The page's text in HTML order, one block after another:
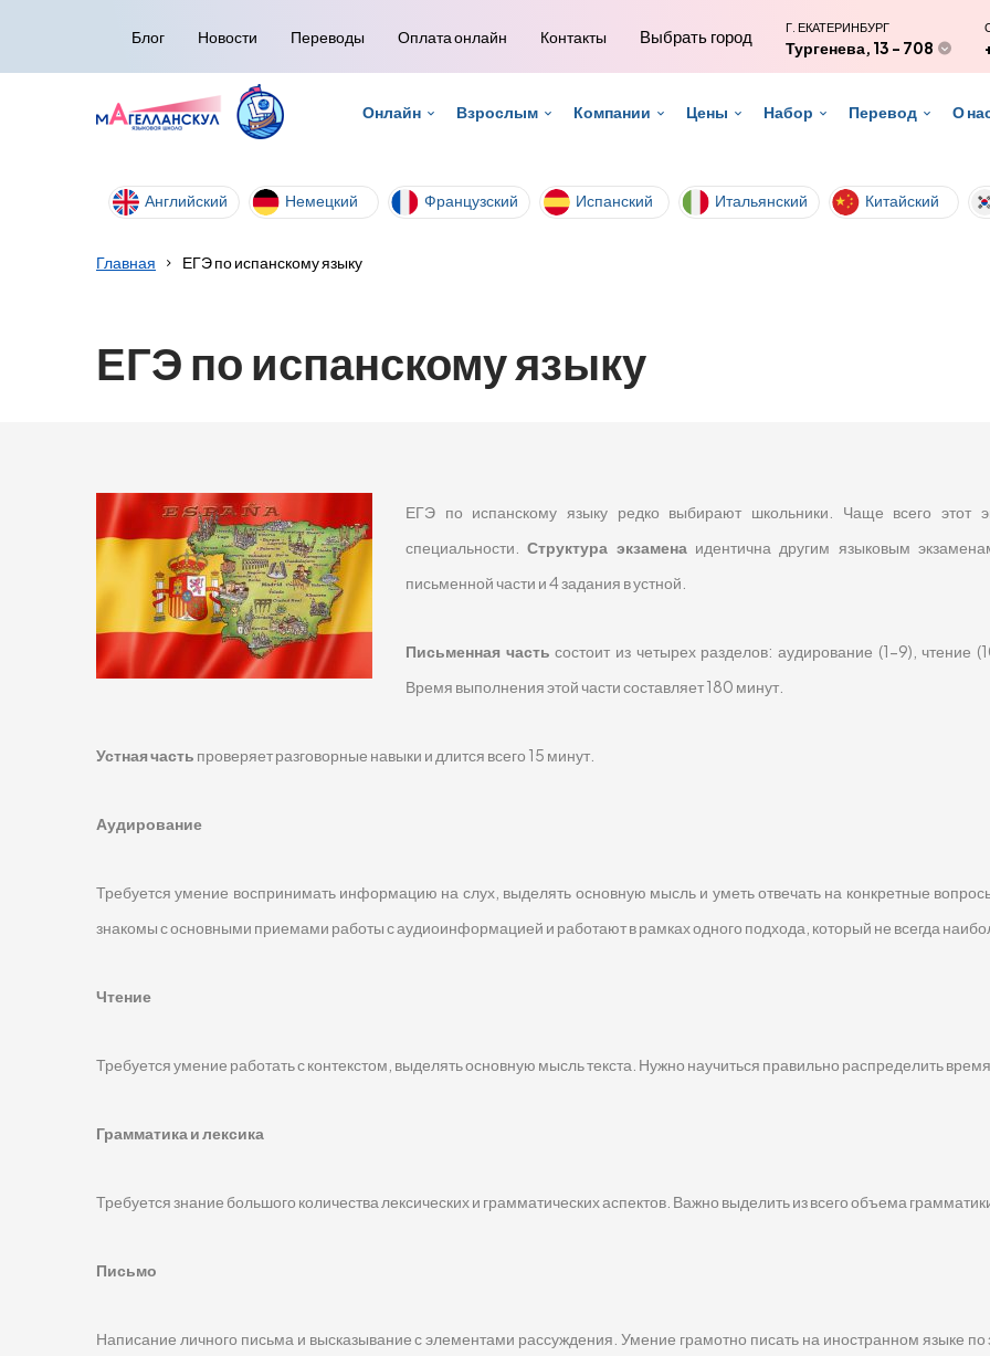
Блог Новости Переводы Оплата онлайн Контакты Выбрать город Г. ЕКАТЕРИНБУРГ
Тургенева, 13 - 708
Онлайн Взрослым Компании Цены Набор Перевод О
Английский Немецкий Французский Испанский Итальянский Китайский
Главная ЕГЭ по испанскому языку
ЕГЭ по испанскому языку
ЕГЭ по испанскому языку редко выбирают школьники. Чаще всего этот
специальности.Структура экзаменаидентична другим языковым
письменной части и 4 задания в устной.
Письменная частьсостоит из четырех разделов: аудирование (1-9),
Время выполнения этой части составляет 180 минут.
Устная часть проверяет разговорные навыки и длится всего 15 минут.
Аудирование
Требуется умение воспринимать информацию на слух, выделять основную мысль и уметь отвечать на конкретные
знакомы с основными приемами работы с аудиоинформацией и работают в рамках одного подхода, который не всегда
Чтение
Требуется умение работать с контекстом, выделять основную мысль текста. Нужно научиться правильно распределить
Грамматика и лексика
Требуется знание большого количества лексических и грамматических аспектов. Важно выделить из всего объема
Письмо
Написание личного письма и высказывание с элементами рассуждения. Умение грамотно писать на иностранном языке